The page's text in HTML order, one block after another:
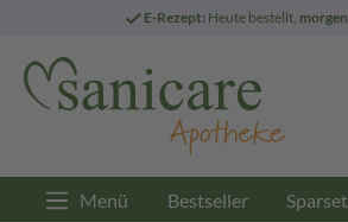
E-Rezept: Heute bestellt,
Menü Bestseller